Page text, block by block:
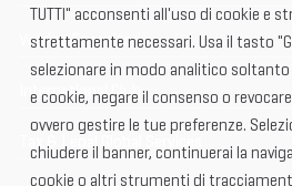
Vetrina Espositori
International Club
Tax & Legal Global Services
TUTTI" acconsenti all'uso di cookie e
strettamente necessari. Usa il tasto
selezionare in modo analitico
e cookie, negare il consenso o
ovvero gestire le tue preferenze.
chiudere il banner, continuerai la
cookie o altri strumenti di